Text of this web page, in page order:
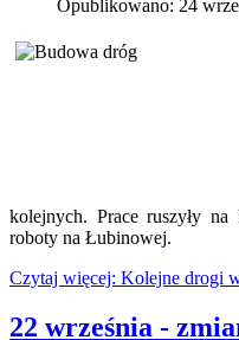
Opublikowano: 24
kolejnych. Prace ruszyły
roboty na Łubinowej.
Czytaj więcej: Kolejne drogi
22 września -